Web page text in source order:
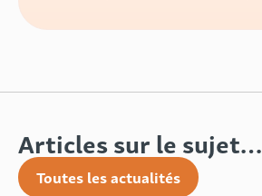
Articles sur le sujet…
Toutes les actualités